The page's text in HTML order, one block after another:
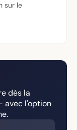
sur le
dès la
avec l'option